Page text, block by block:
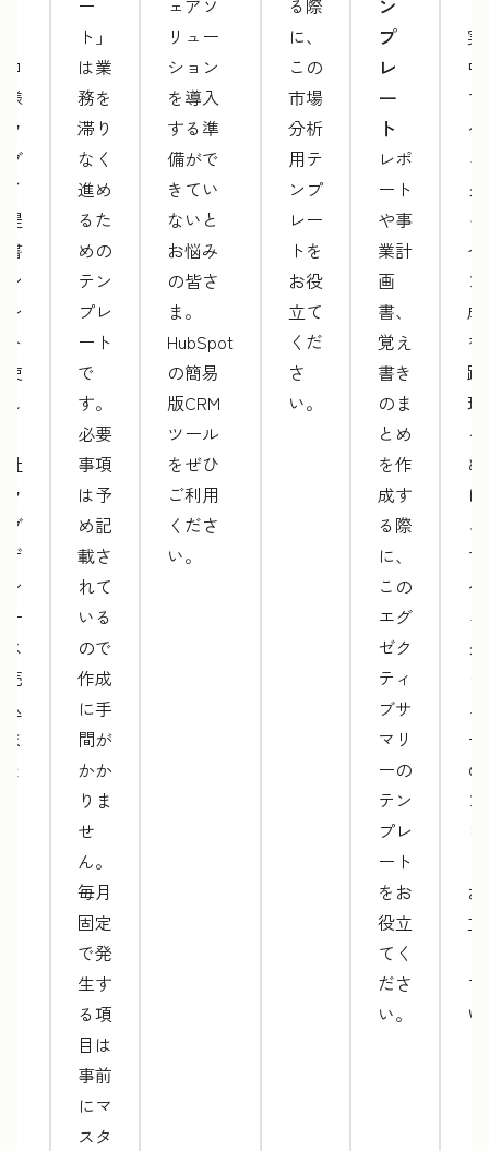
様
ブ
提
書
使
社
ブ
ザ
ー
売
ト」
は業
務を
滞り
なく
進め
るた
めの
テン
プレ
ート
で
す。
必要
事項
は予
め記
載さ
れて
いる
ので
作成
に手
間が
かか
りま
せ
ん。
毎月
固定
で発
生す
る項
目は
事前
にマ
スタ
リュー
ション
を導入
する準
備がで
きてい
ないと
お悩み
の皆さ
ま。
HubSpot
の簡易
版CRM
ツール
をぜひ
ご利用
くださ
い。
に、
この
市場
分析
用テ
ンプ
レー
トを
お役
立て
くだ
さ
い。
プ
レ
ー
ト
レポ
ート
や事
業計
画
書、
覚え
書き
のま
とめ
を作
成す
る際
に、
この
エグ
ゼク
ティ
ブサ
マリ
ーの
テン
プレ
ート
をお
役立
てく
ださ
い。
理
め
さ